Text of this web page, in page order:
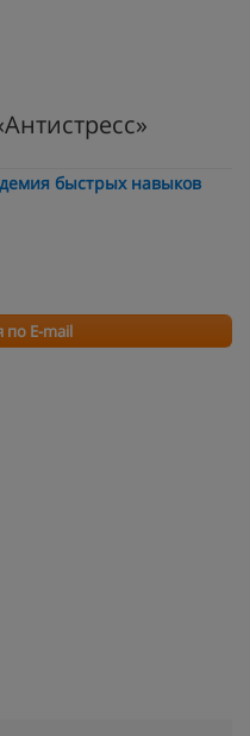
быстрых навыков
E-mail